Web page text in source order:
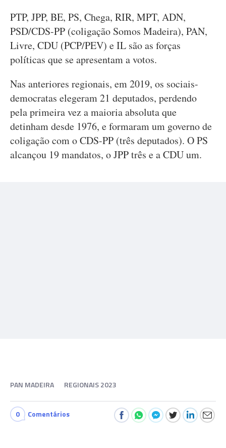
PTP, JPP, BE, PS, Chega, RIR, MPT, ADN,
PSD/CDS-PP (coligação Somos Madeira), PAN,
Livre, CDU (PCP/PEV) e IL são as forças
políticas que se apresentam a votos.
Nas anteriores regionais, em 2019, os sociais-
democratas elegeram 21 deputados, perdendo
pela primeira vez a maioria absoluta que
detinham desde 1976, e formaram um governo de
coligação com o CDS-PP (três deputados). O PS
alcançou 19 mandatos, o JPP três e a CDU um.
PAN MADEIRA REGIONAIS 2023
0 Comentários